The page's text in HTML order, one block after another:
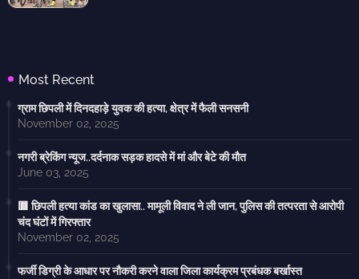
Most Recent
ग्राम छिपली में दिनदहाड़े युवक की हत्या, क्षेत्र में फैली सनसनी
November 02, 2025
नगरी ब्रेकिंग न्यूज..दर्दनाक सड़क हादसे में मां और बेटे की मौत
June 03, 2025
🟥 छिपली हत्या कांड का खुलासा.. मामूली विवाद ने ली जान, पुलिस की तत्परता से आरोपी
चंद घंटों में गिरफ्तार
November 02, 2025
फर्जी डिग्री के आधार पर नौकरी करने वाला जिला कार्यक्रम प्रबंधक बर्खास्त